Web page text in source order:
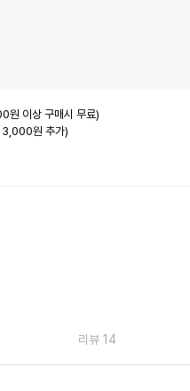
이상 구매시 무료)
3,000원 추가)
리뷰 14